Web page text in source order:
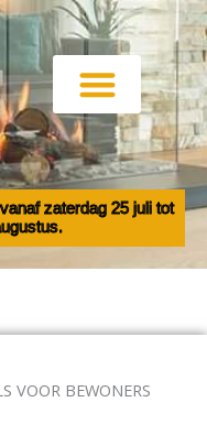
zaterdag 25 juli tot
VOOR BEWONERS